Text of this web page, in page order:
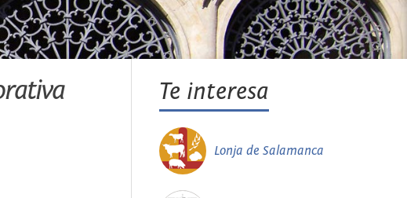
Te interesa
Lonja de Salamanca